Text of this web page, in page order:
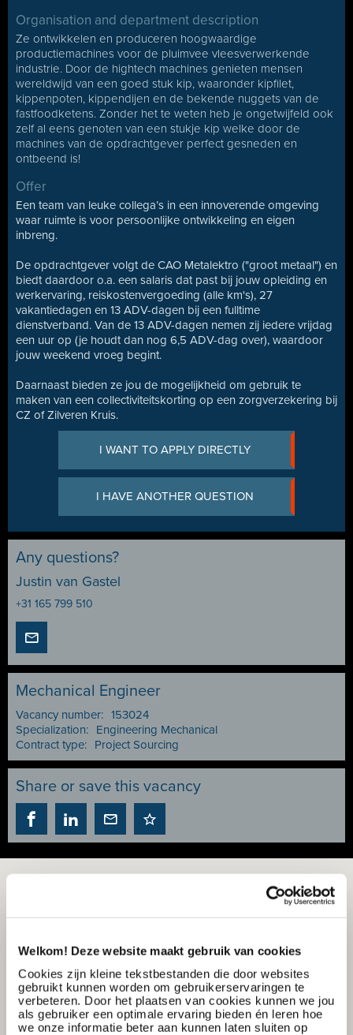
Welkom! Deze website maakt gebruik van cookies
Cookies zijn kleine tekstbestanden die door websites
gebruikt kunnen worden om gebruikerservaringen te
verbeteren. Door het plaatsen van cookies kunnen we jou
als gebruiker een optimale ervaring bieden én leren hoe
we onze informatie beter aan kunnen laten sluiten op
Organisation and department description
Ze ontwikkelen en produceren hoogwaardige
productiemachines voor de pluimvee vleesverwerkende
industrie. Door de hightech machines genieten mensen
wereldwijd van een goed stuk kip, waaronder kipfilet,
kippenpoten, kippendijen en de bekende nuggets van de
fastfoodketens. Zonder het te weten heb je ongetwijfeld ook
zelf al eens genoten van een stukje kip welke door de
machines van de opdrachtgever perfect gesneden en
ontbeend is!
Offer
Een team van leuke collega’s in een innoverende omgeving
waar ruimte is voor persoonlijke ontwikkeling en eigen
inbreng.
De opdrachtgever volgt de CAO Metalektro ("groot metaal") en
biedt daardoor o.a. een salaris dat past bij jouw opleiding en
werkervaring, reiskostenvergoeding (alle km's), 27
vakantiedagen en 13 ADV-dagen bij een fulltime
dienstverband. Van de 13 ADV-dagen nemen zij iedere vrijdag
een uur op (je houdt dan nog 6,5 ADV-dag over), waardoor
jouw weekend vroeg begint.
Daarnaast bieden ze jou de mogelijkheid om gebruik te
maken van een collectiviteitskorting op een zorgverzekering bij
CZ of Zilveren Kruis.
I WANT TO APPLY DIRECTLY
I HAVE ANOTHER QUESTION
Any questions?
Justin van Gastel
+31 165 799 510
Mechanical Engineer
Vacancy number: 153024
Specialization:
Engineering Mechanical
Contract type:
Project Sourcing
Share or save this vacancy